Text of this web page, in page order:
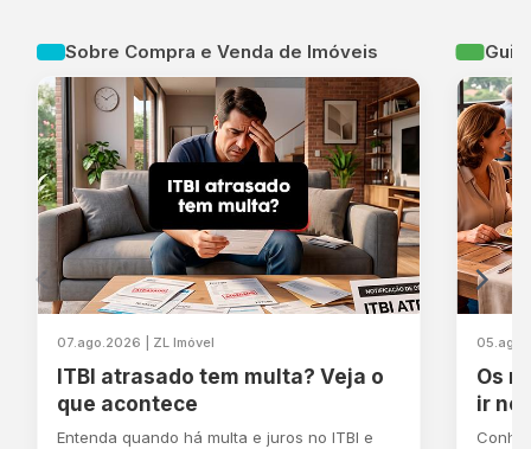
Sobre Compra e Venda de Imóveis
07.ago.2026 | ZL Imóvel
ITBI atrasado tem multa? Veja o
que acontece
Entenda quando há multa e juros no ITBI e
Guia
Os
ir no